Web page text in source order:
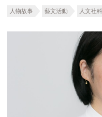
人物故事 藝文活動 人文社科